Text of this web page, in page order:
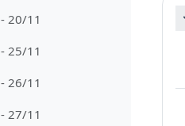
20/11
25/11
26/11
27/11